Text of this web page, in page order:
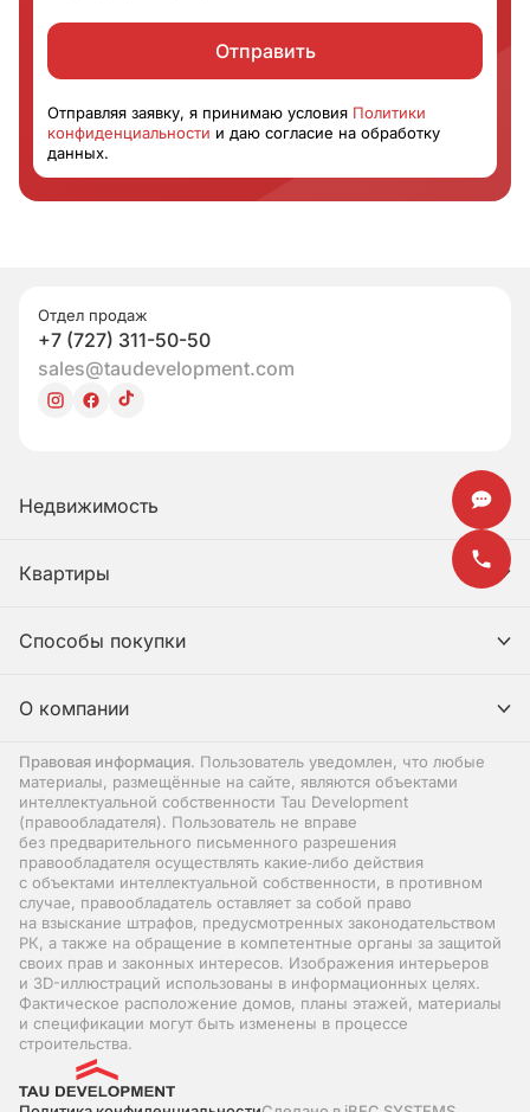
Отправить
Отправляя заявку, я принимаю условия Политики
конфиденциальности и даю согласие на обработку
данных.
Отдел продаж
+7 (727) 311-50-50
sales@taudevelopment.com
Недвижимость
Квартиры
Способы покупки
О компании
Правовая информация. Пользователь уведомлен, что любые
материалы, размещённые на сайте, являются объектами
интеллектуальной собственности Tau Development
(правообладателя). Пользователь не вправе
без предварительного письменного разрешения
правообладателя осуществлять какие‑либо действия
с объектами интеллектуальной собственности, в противном
случае, правообладатель оставляет за собой право
на взыскание штрафов, предусмотренных законодательством
РК, а также на обращение в компетентные органы за защитой
своих прав и законных интересов. Изображения интерьеров
и 3D-иллюстраций использованы в информационных целях.
Фактическое расположение домов, планы этажей, материалы
и спецификации могут быть изменены в процессе
строительства.